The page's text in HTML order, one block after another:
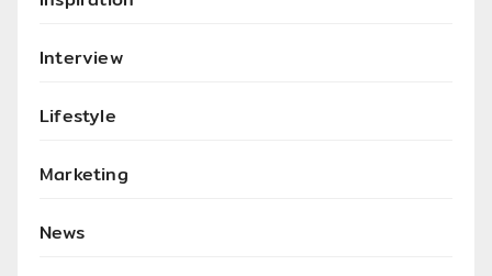
Interview
Lifestyle
Marketing
News